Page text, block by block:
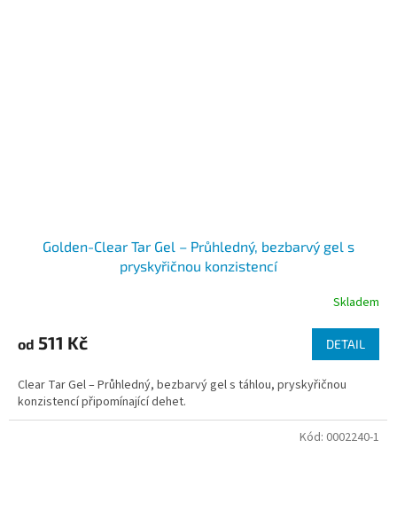
Golden-Clear Tar Gel – Průhledný, bezbarvý gel s
pryskyřičnou konzistencí
Skladem
od 511 Kč DETAIL
Clear Tar Gel – Průhledný, bezbarvý gel s táhlou, pryskyřičnou
konzistencí připomínající dehet.
Kód: 0002240-1